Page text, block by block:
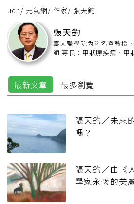
udn/ 元氣網/ 作家/ 張天鈞
張天鈞
臺大醫學院內科名譽教授
師 專長：甲狀腺疾病、甲
最新文章 最多瀏覽
張天鈞／未來
嗎？
張天鈞／由《
學家永恆的美